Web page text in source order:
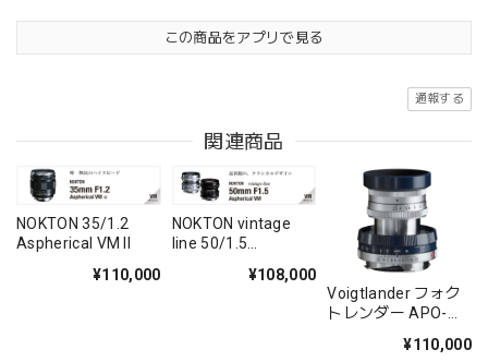
この商品をアプリで見る
通報する
関連商品
NOKTON 35/1.2
Aspherical VM II
¥110,000
NOKTON vintage
line 50/1.5
VMマウント¥108,000
Voigtlander フォク
トレンダー APO-
F3.5 VM Limited ネ
¥110,000